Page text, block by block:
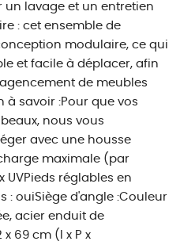
un lavage et un entretien
: cet ensemble de
modulaire, ce qui
et facile à déplacer, afin
de meubles
à savoir :Pour que vos
nous vous
avec une housse
maximale (par
UVPieds réglables en
: ouiSiège d'angle :Couleur
acier enduit de
69 cm (l x P x